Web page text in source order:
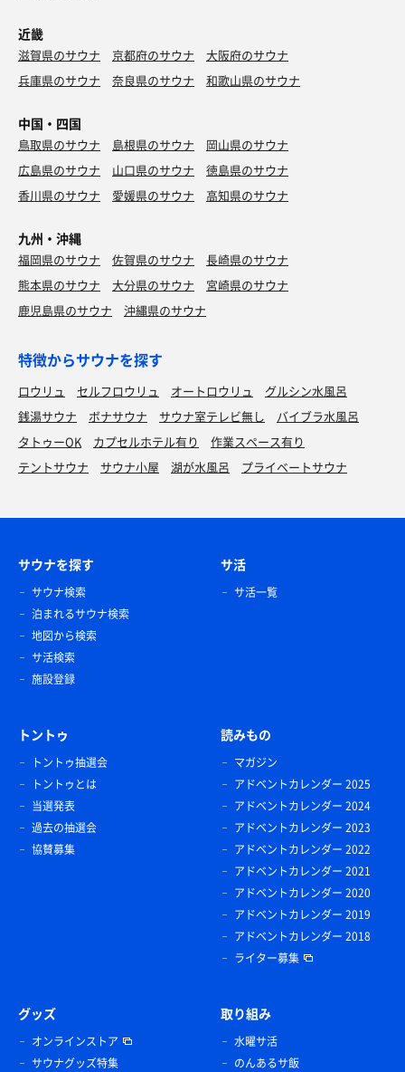
近畿
滋賀県のサウナ 京都府のサウナ
大阪府のサウナ
兵庫県のサウナ
奈良県のサウナ 和歌山県のサウナ
中国・四国
鳥取県のサウナ 島根県のサウナ
岡山県のサウナ
広島県のサウナ
山口県のサウナ
徳島県のサウナ
香川県のサウナ
愛媛県のサウナ 高知県のサウナ
九州・沖縄
福岡県のサウナ 佐賀県のサウナ
長崎県のサウナ
熊本県のサウナ
大分県のサウナ
宮崎県のサウナ
鹿児島県のサウナ
沖縄県のサウナ
特徴からサウナを探す
ロウリュ セルフロウリュ オートロウリュ
グルシン水風呂
銭湯サウナ
ボナサウナ サウナ室テレビ無し
バイブラ水風呂
タトゥーOK
カプセルホテル有り
作業スペース有り
テントサウナ
サウナ小屋 湖が水風呂 プライベートサウナ
サウナを探す
サウナ検索
泊まれるサウナ検索
地図から検索
サ活検索
施設登録
サ活
サ活一覧
トントゥ
トントゥ抽選会
トントゥとは
当選発表
過去の抽選会
協賛募集
読みもの
マガジン
アドベントカレンダー 2025
アドベントカレンダー 2024
アドベントカレンダー 2023
アドベントカレンダー 2022
アドベントカレンダー 2021
アドベントカレンダー 2020
アドベントカレンダー 2019
アドベントカレンダー 2018
ライター募集
グッズ
オンラインストア
サウナグッズ特集
取り組み
水曜サ活
のんあるサ飯